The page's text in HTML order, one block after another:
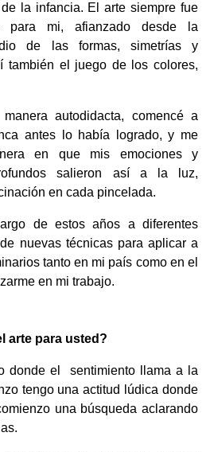
la infancia. El arte siempre fue
para mi, afianzado desde la
de las formas, simetrías y
también el juego de los colores,
autodidacta, comencé a
antes lo había logrado, y me
en que mis emociones y
salieron así a la luz,
en cada pincelada.
de estos años a diferentes
nuevas técnicas para aplicar a
tanto en mi país como en el
en mi trabajo.
arte para usted?
donde el sentimiento llama a la
tengo una actitud lúdica donde
una búsqueda aclarando